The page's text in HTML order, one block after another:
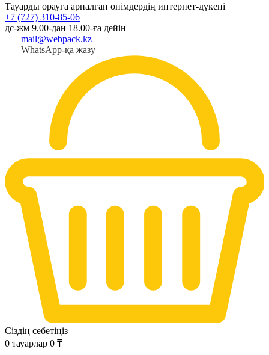
Тауарды орауға арналған өнімдердің интернет-дүкені
+7 (727) 310-85-06
дс-жм 9.00-дан 18.00-ға дейін
mail@webpack.kz
WhatsApp-қа жазу
Сіздің себетіңіз
0 тауарлар 0 ₸